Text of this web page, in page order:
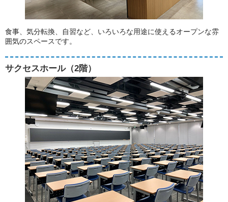
食事、気分転換、自習など、いろいろな用途に使えるオープンな雰
囲気のスペースです。
サクセスホール（2階）